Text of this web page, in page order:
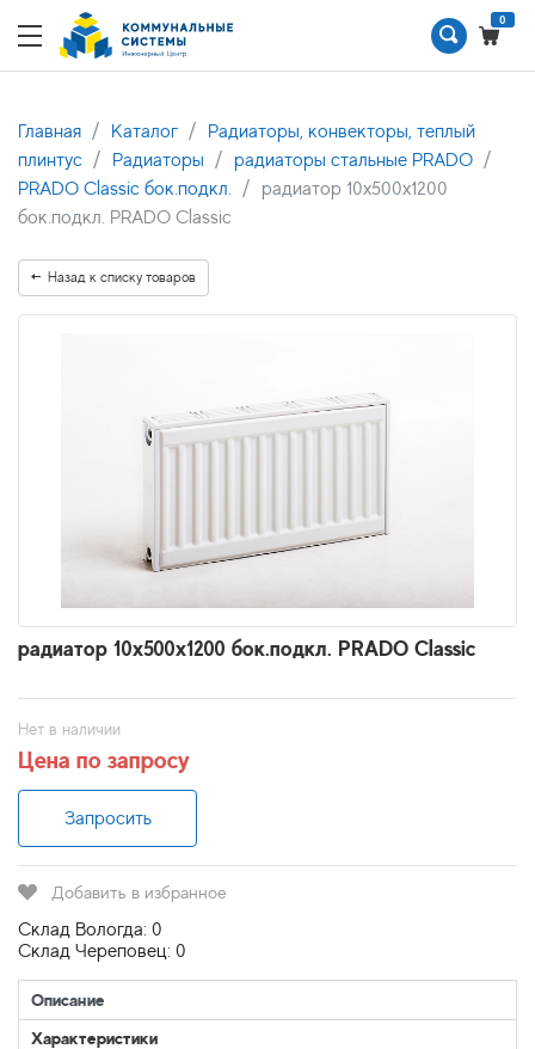
0
Главная Каталог
Радиаторы, конвекторы, теплый
плинтус
Радиаторы
радиаторы стальные PRADO
PRADO Classic бок.подкл.
радиатор 10x500х1200
бок.подкл. PRADO Classic
Назад к списку товаров
радиатор 10x500х1200 бок.подкл. PRADO Classic
Нет в наличии
Цена по запросу
Запросить
Добавить в избранное
Склад Вологда: 0
Склад Череповец: 0
Описание
Характеристики